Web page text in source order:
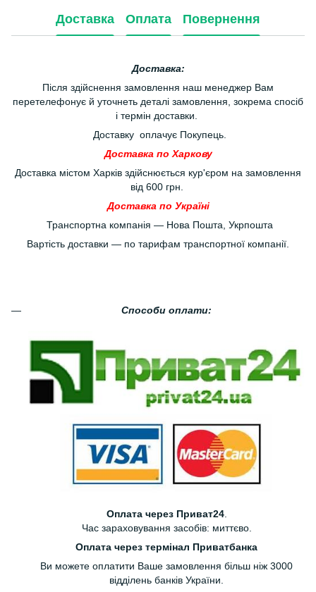
Доставка Оплата Повернення
Доставка:
Після здійснення замовлення наш менеджер Вам
перетелефонує й уточнеть деталі замовлення, зокрема спосіб
і термін доставки.
Доставку оплачує Покупець.
Доставка по Харкову
Доставка містом Харків здійснюється кур'єром на замовлення
від 600 грн.
Доставка по Україні
Транспортна компанія — Нова Пошта, Укрпошта
Вартість доставки — по тарифам транспортної компанії.
Способи оплати:
Оплата через Приват24.
Час зараховування засобів: миттєво.
Оплата через термінал Приватбанка
Ви можете оплатити Ваше замовлення більш ніж 3000
відділень банків України.